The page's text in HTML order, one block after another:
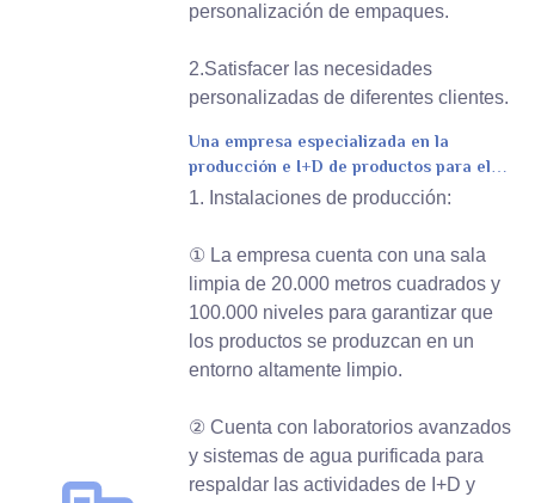
personalización de empaques.
2.Satisfacer las necesidades
personalizadas de diferentes clientes.
Una empresa especializada en la
producción e I+D de productos para el
cuidado bucal.
1. Instalaciones de producción:
① La empresa cuenta con una sala
limpia de 20.000 metros cuadrados y
100.000 niveles para garantizar que
los productos se produzcan en un
entorno altamente limpio.
② Cuenta con laboratorios avanzados
y sistemas de agua purificada para
respaldar las actividades de I+D y